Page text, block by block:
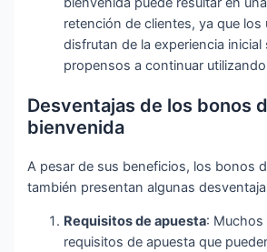
retención de clientes, ya que los
disfrutan de la experiencia inicial
propensos a continuar
Desventajas de los bonos
bienvenida
A pesar de sus beneficios, los bonos
también presentan algunas
Requisitos de apuesta:
requisitos de apuesta que